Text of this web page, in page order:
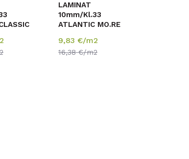
LAMINAT
10mm/Kl.33
ATLANTIC MO.RE
HRAST ESPRESO
CARPENTER p=1,76
9,83 €/m2
16,38€/m2